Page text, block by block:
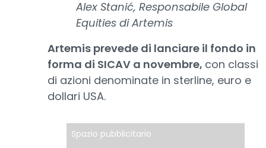
Alex Stanić, Responsabile Global
Equities di Artemis
Artemis prevede di lanciare il fondo in
forma di SICAV a novembre, con classi
di azioni denominate in sterline, euro e
dollari USA.
Spazio pubblicitario